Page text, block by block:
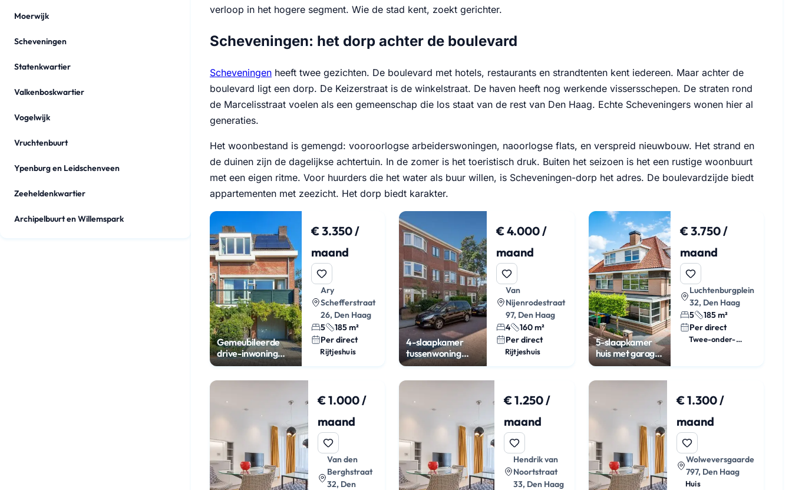
Moerwijk
Scheveningen
Statenkwartier
Valkenboskwartier
Vogelwijk
Vruchtenbuurt
Ypenburg en Leidschenveen
Zeeheldenkwartier
Archipelbuurt en Willemspark
verloop in het hogere segment. Wie de stad kent, zoekt gerichter.
Scheveningen: het dorp achter de boulevard
Scheveningen heeft twee gezichten. De boulevard met hotels, restaurants en strandtenten kent iedereen. Maar achter de
boulevard ligt een dorp. De Keizerstraat is de winkelstraat. De haven heeft nog werkende vissersschepen. De straten rond
de Marcelisstraat voelen als een gemeenschap die los staat van de rest van Den Haag. Echte Scheveningers wonen hier al
generaties.
Het woonbestand is gemengd: vooroorlogse arbeiderswoningen, naoorlogse flats, en verspreid nieuwbouw. Het strand en
de duinen zijn de dagelijkse achtertuin. In de zomer is het toeristisch druk. Buiten het seizoen is het een rustige woonbuurt
met een eigen ritme. Voor huurders die het water als buur willen, is Scheveningen-dorp het adres. De boulevardzijde biedt
appartementen met zeezicht. Het dorp biedt karakter.
Gemeubileerde
drive-inwoning
met tuin
€ 3.350 /
maand
Ary
Schefferstraat
26, Den Haag
5
185 m²
Per direct
Rijtjeshuis
4-slaapkamer
tussenwoning
Benoordenhout
€ 4.000 /
maand
Van
Nijenrodestraat
97, Den Haag
4
160 m²
Per direct
Rijtjeshuis
5-slaapkamer
huis met garage
in Den Haag
€ 3.750 /
maand
Luchtenburgplein
32, Den Haag
5
185 m²
Per direct
Twee-onder-een-kap
€ 1.000 /
maand
Van den
Berghstraat
32, Den
€ 1.250 /
maand
Hendrik van
Noortstraat
33, Den Haag
€ 1.300 /
maand
Wolweversgaarde
797, Den Haag
Huis